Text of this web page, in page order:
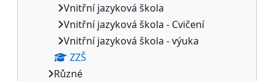
Vnitřní jazyková škola
Vnitřní jazyková škola - Cvičení
Vnitřní jazyková škola - výuka
ZZŠ
Různé